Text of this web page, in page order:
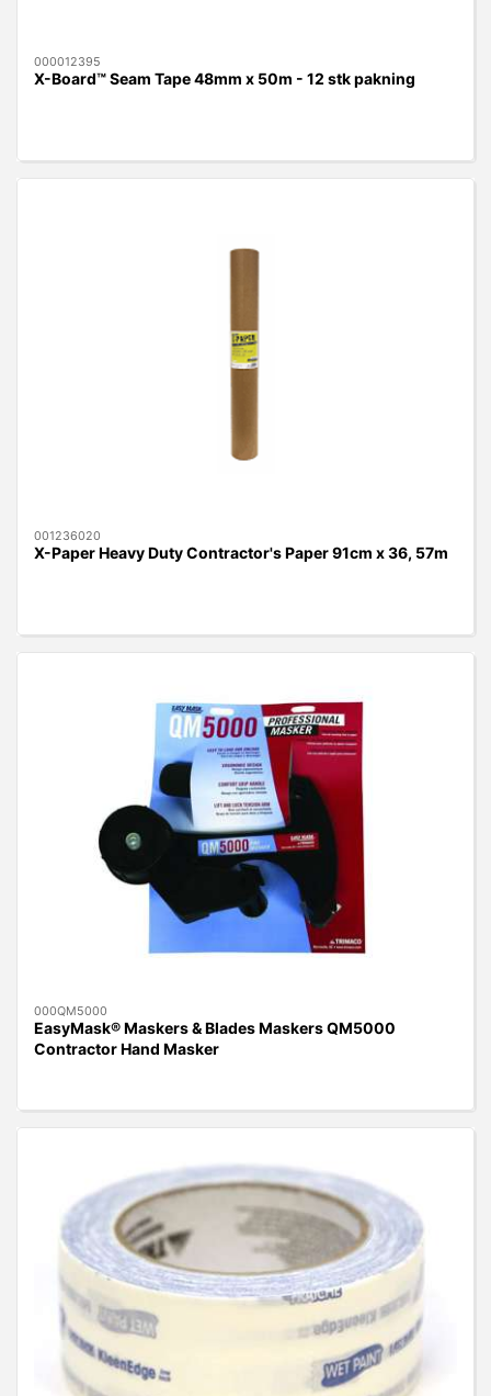
000012395
X-Board™ Seam Tape 48mm x 50m - 12 stk pakning
001236020
X-Paper Heavy Duty Contractor's Paper 91cm x 36, 57m
000QM5000
EasyMask® Maskers & Blades Maskers QM5000
Contractor Hand Masker